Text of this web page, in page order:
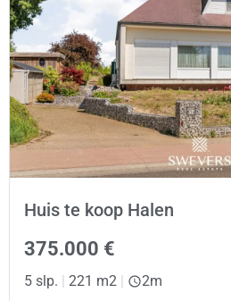
Huis te koop Halen
375.000 €
5 slp. 221 m2 2m